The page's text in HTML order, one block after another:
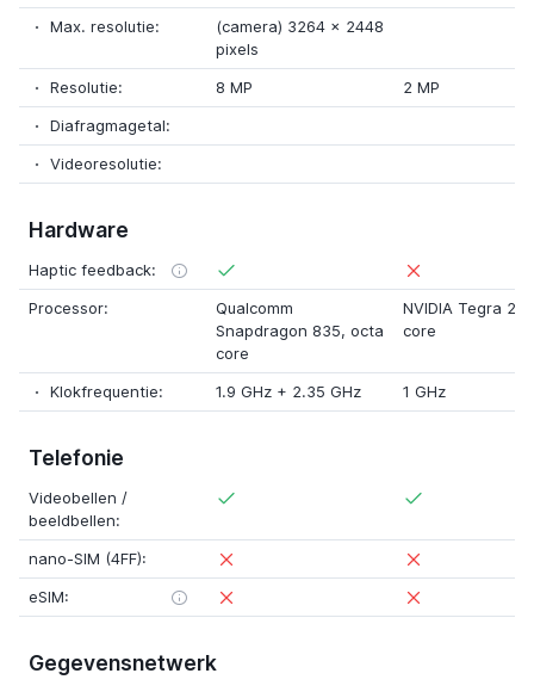
Max. resolutie:
(camera) 3264 x 2448
pixels
Resolutie:
8 MP
2 MP
Diafragmagetal:
Videoresolutie:
Hardware
Haptic feedback:
Processor:
Qualcomm
Snapdragon 835, octa
core
NVIDIA Tegra 2
core
Klokfrequentie: 1.9 GHz + 2.35 GHz 1 GHz
Telefonie
Videobellen /
beeldbellen:
nano-SIM (4FF):
eSIM:
Gegevensnetwerk